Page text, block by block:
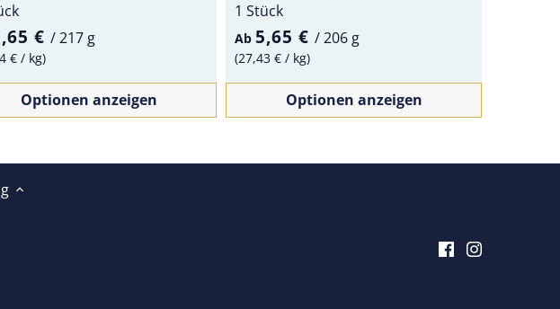
€ /217 g
€ / kg
Optionen anzeigen
1 Stück
Ab 5,65 €/206 g
27,43 €/ kg
Optionen anzeigen